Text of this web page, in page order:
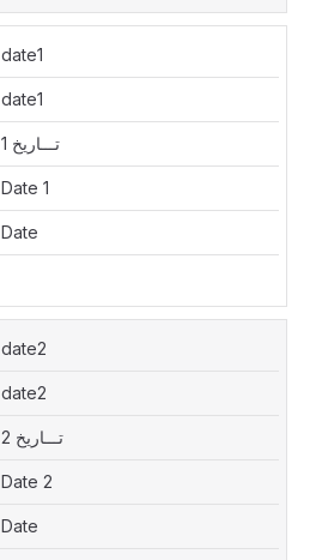
date1
date1
تـــاريخ 1
Date 1
Date
date2
date2
تـــاريخ 2
Date 2
Date